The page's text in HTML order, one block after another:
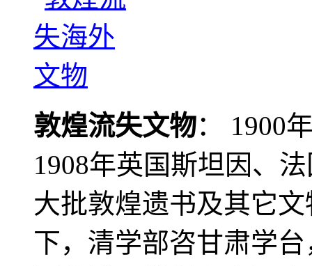
敦煌流失文物： 1900
1908年英国斯坦因、
大批敦煌遗书及其它
下，清学部咨甘肃学